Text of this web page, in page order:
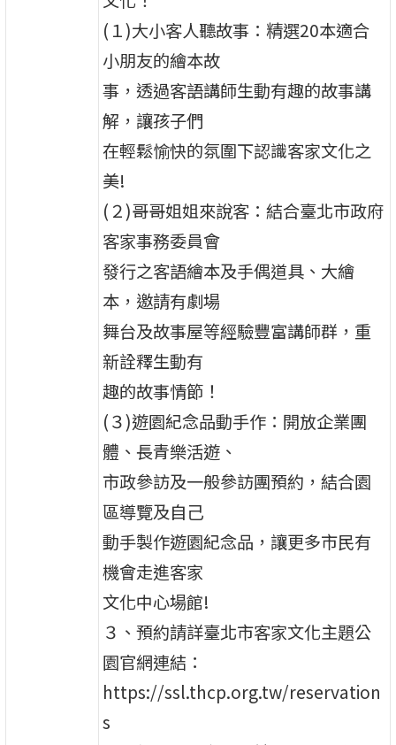
(１)大小客人聽故事：精選20本適合
小朋友的繪本故
事，透過客語講師生動有趣的故事講
解，讓孩子們
在輕鬆愉快的氛圍下認識客家文化之
美!
(２)哥哥姐姐來說客：結合臺北市政府
客家事務委員會
發行之客語繪本及手偶道具、大繪
本，邀請有劇場
舞台及故事屋等經驗豐富講師群，重
新詮釋生動有
趣的故事情節！
(３)遊園紀念品動手作：開放企業團
體、長青樂活遊、
市政參訪及一般參訪團預約，結合園
區導覽及自己
動手製作遊園紀念品，讓更多市民有
機會走進客家
文化中心場館!
３、預約請詳臺北市客家文化主題公
園官網連結：
https://ssl.thcp.org.tw/reservation
s